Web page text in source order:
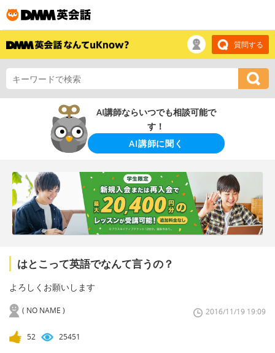
質問する
AI講師ならいつでも相談可能で
す！
AI講師に聞く
はとこって英語でなんて言うの？
よろしくお願いします
( NO NAME ) 2016/11/19 19:09
52 25451